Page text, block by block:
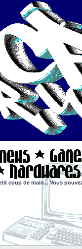
coup de main... Vous